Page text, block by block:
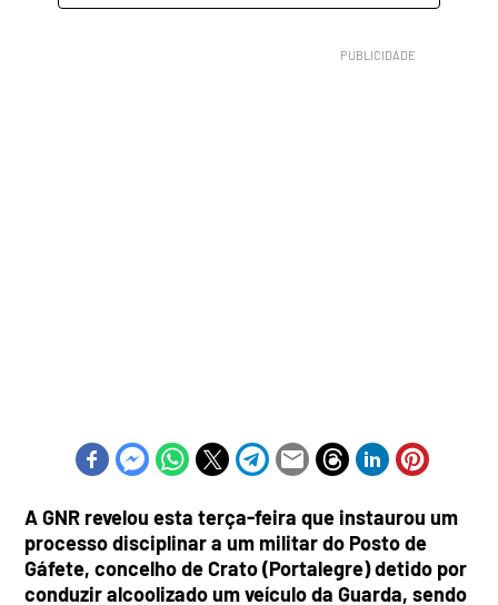
A GNR revelou esta terça-feira que instaurou um
processo disciplinar a um militar do Posto de
Gáfete, concelho de Crato (Portalegre) detido por
conduzir alcoolizado um veículo da Guarda, sendo